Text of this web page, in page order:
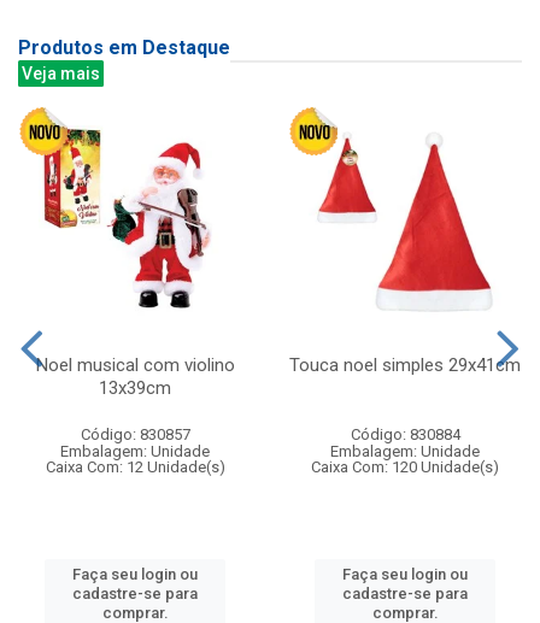
Produtos em Destaque
Veja mais
Noel musical com violino
13x39cm
Código: 830857
Embalagem: Unidade
Caixa Com: 12 Unidade(s)
Faça seu login ou
cadastre-se para
comprar.
Touca noel simples 29x41cm
Código: 830884
Embalagem: Unidade
Caixa Com: 120 Unidade(s)
Faça seu login ou
cadastre-se para
comprar.